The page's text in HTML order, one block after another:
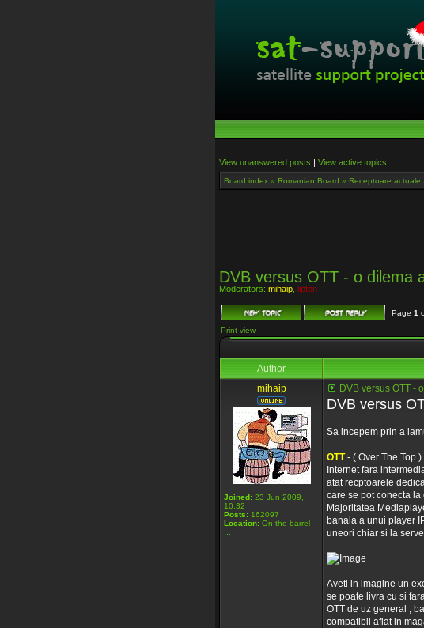
View unanswered posts | View active topics
Board index » Romanian Board » Receptoare actuale
DVB versus OTT - o dilema
Moderators: mihaip lipton
Page 1
Print view
Author
mihaip
Joined: 23 Jun 2009,
10:32
Posts: 162097
Location: On the barrel
DVB versus OTT -
DVB versus
Sa incepem prin a
OTT- ( Over The Top
Internet fara
atat recptoarele
care se pot conecta
Majoritatea
banala a unui player
uneori chiar si la
Aveti in imagine un
se poate livra cu si
OTT de uz general ,
compatibil aflat in